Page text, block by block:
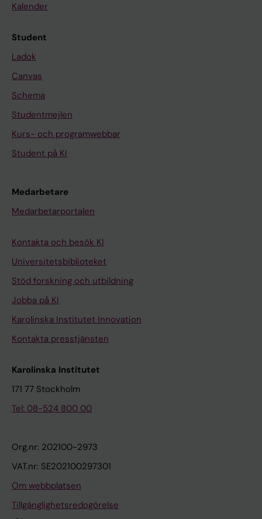
Kalender
Student
Ladok
Canvas
Schema
Studentmejlen
Kurs- och programwebbar
Student på KI
Medarbetare
Medarbetarportalen
Kontakta och besök KI
Universitetsbiblioteket
Stöd forskning och utbildning
Jobba på KI
Karolinska Institutet Innovation
Kontakta presstjänsten
Karolinska Institutet
171 77 Stockholm
Tel: 08-524 800 00
Org.nr: 202100-2973
VAT.nr: SE202100297301
Om webbplatsen
Tillgänglighetsredogörelse